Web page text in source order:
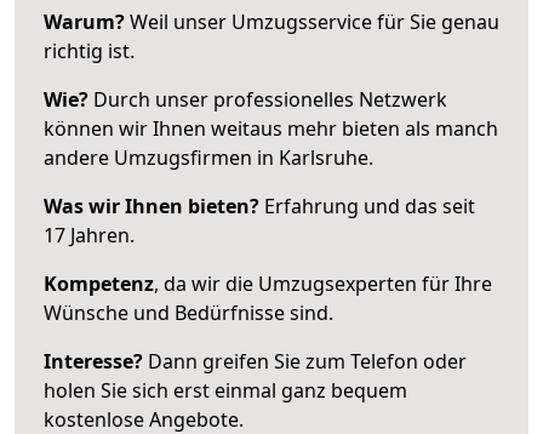
Warum?Weil unser Umzugsservice für Sie genau
richtig ist.
Wie? Durch unser professionelles Netzwerk
können wir Ihnen weitaus mehr bieten als manch
andere Umzugsfirmen in Karlsruhe.
Was wir Ihnen bieten? Erfahrung und das seit
17 Jahren.
Kompetenz, da wir die Umzugsexperten für Ihre
Wünsche und Bedürfnisse sind.
Interesse? Dann greifen Sie zum Telefon oder
holen Sie sich erst einmal ganz bequem
kostenlose Angebote.